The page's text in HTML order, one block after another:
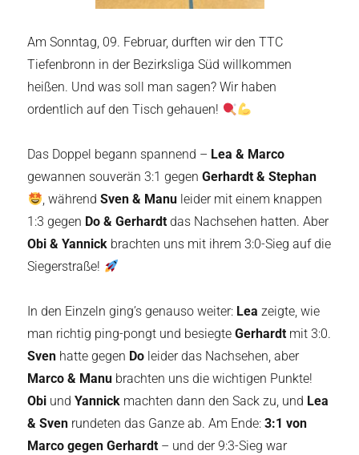
Am Sonntag, 09. Februar, durften wir den TTC
Tiefenbronn in der Bezirksliga Süd willkommen
heißen. Und was soll man sagen? Wir haben
ordentlich auf den Tisch gehauen!
Das Doppel begann spannend – Lea & Marco
gewannen souverän 3:1 gegenGerhardt & Stephan
, während Sven & Manuleider mit einem knappen
1:3 gegen Do & Gerhardt das Nachsehen hatten. Aber
Obi & Yannick brachten uns mit ihrem 3:0-Sieg auf die
Siegerstraße!
In den Einzeln ging’s genauso weiter: Lea zeigte, wie
man richtig ping-pongt und besiegteGerhardt mit 3:0.
Sven hatte gegen Do leider das Nachsehen, aber
Marco & Manu brachten uns die wichtigen Punkte!
Obi undYannick machten dann den Sack zu, und Lea
& Sven rundeten das Ganze ab. Am Ende:3:1 von
Marco gegen Gerhardt – und der 9:3-Sieg war